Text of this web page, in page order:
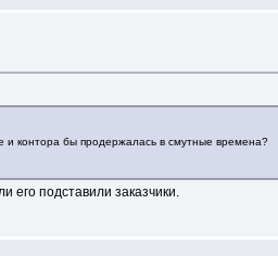
и контора бы продержалась в смутные времена?
его подставили заказчики.